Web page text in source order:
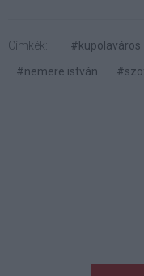
Címkék: #kupolaváros
#nemere istván